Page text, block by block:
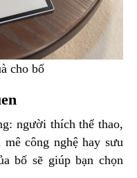
cho bố
người thích thể thao,
công nghệ hay sưu
bố sẽ giúp bạn chọn